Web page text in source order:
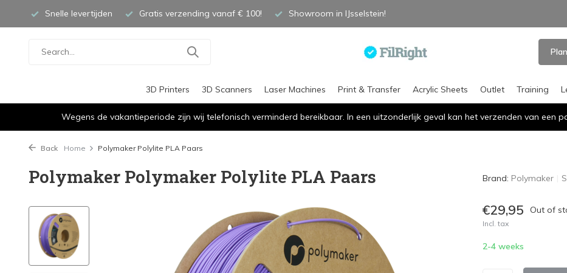
Snelle levertijden Gratis verzending vanaf € 100! Showroom in IJsselstein!
3D Printers 3D Scanners Laser Machines Print & Transfer Acrylic Sheets Outlet Training
Wegens de vakantieperiode zijn wij telefonisch verminderd bereikbaar. In een uitzonderlijk geval kan het verzenden van een
Back Home Polymaker Polylite PLA Paars
Polymaker Polymaker Polylite PLA Paars Brand: Polymaker
€29,95 Out of
Incl. tax
2-4 weeks